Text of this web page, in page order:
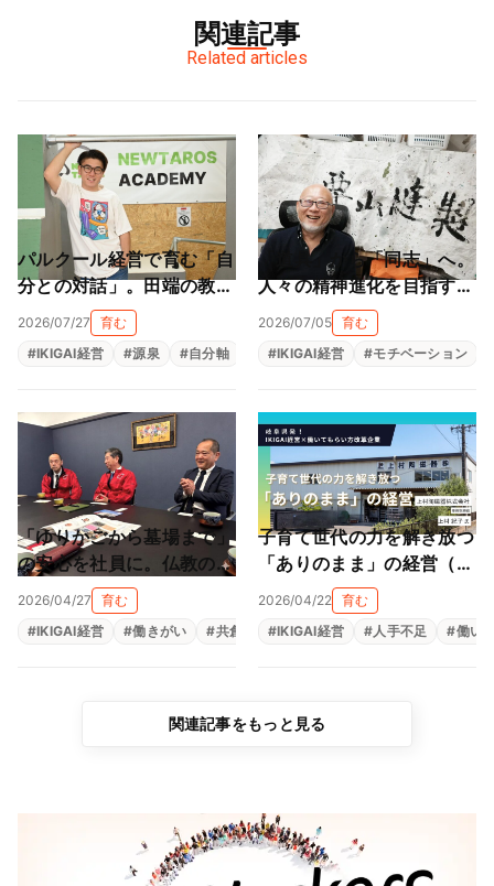
関連記事
Related articles
パルクール経営で育む「自
分との対話」。田端の教室
が作る大人も子供も輝ける
居場所（NEWTAROS ）
2026/07/27
育む
#IKIGAI経営 #源泉 #自分軸 自己理解 #自律型人材育成
「道具」から「同志」へ。
人々の精神進化を目指す地
球黒字化経営（栗山縫製株
2026/07/05 育む
#IKIGAI経営 #モチベーション
「ゆりかごから墓場まで」
の安心を社員に。仏教の教
えと親心が育む「共にあ
る」経営（尾張陸運株式会
社）
2026/04/27
育む
#IKIGAI経営 #働きがい #共創 #生きがい 福利厚生 組織改革
子育て世代の力を解き放つ
「ありのまま」の経営（上
村陶磁器株式会社）
2026/04/22 育む
#IKIGAI経営 #人手不足 #働い
関連記事をもっと見る